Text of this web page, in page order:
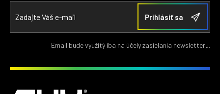
Email bude využitý iba na účely zasielania newsletteru.